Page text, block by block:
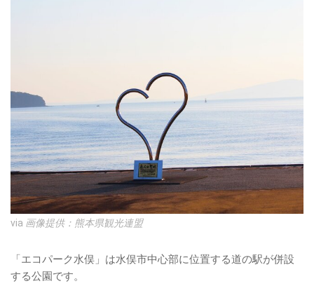
via 画像提供：熊本県観光連盟
「エコパーク水俣」は水俣市中心部に位置する道の駅が併設
する公園です。